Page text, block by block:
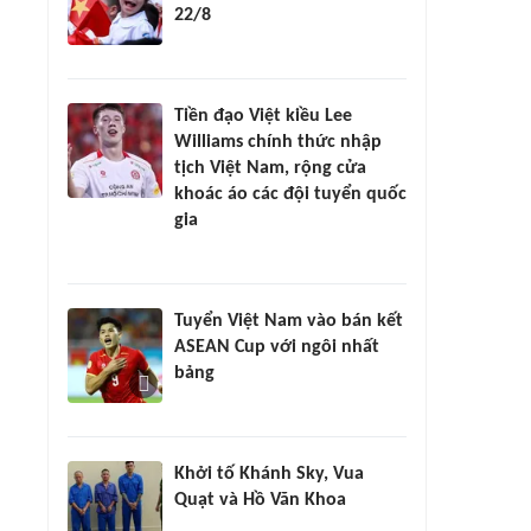
22/8
Tiền đạo Việt kiều Lee
Williams chính thức nhập
tịch Việt Nam, rộng cửa
khoác áo các đội tuyển quốc
gia
Tuyển Việt Nam vào bán kết
ASEAN Cup với ngôi nhất
bảng
Khởi tố Khánh Sky, Vua
Quạt và Hồ Văn Khoa